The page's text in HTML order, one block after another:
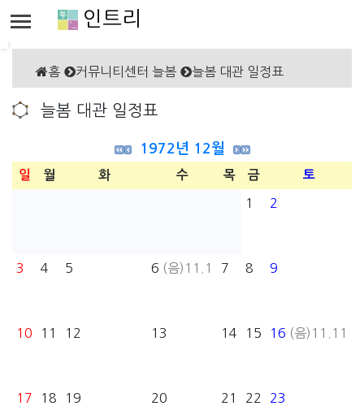
인트리
홈 커뮤니티센터 늘봄 늘봄 대관 일정표
늘봄 대관 일정표
1972년 12월
일 월 화 수 목 금 토
1 2
3 4 5 6 (음)11.1 7 8 9
10 11 12 13 14 15 16 (음)11.11
17 18 19 20 21 22 23